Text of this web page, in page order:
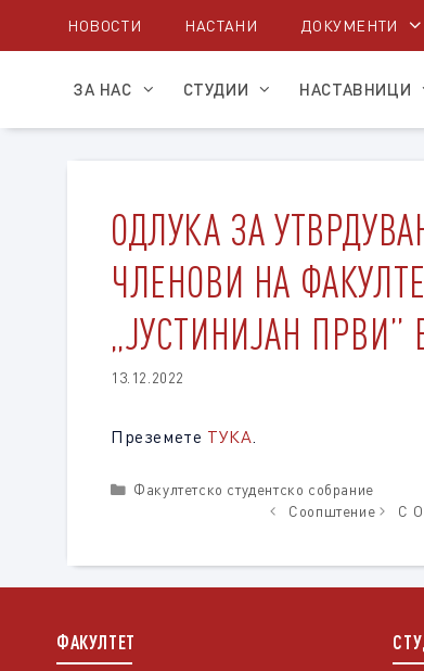
НОВОСТИ НАСТАНИ ДОКУМЕНТИ
ЗА НАС СТУДИИ НАСТАВНИЦИ
ОДЛУКА ЗА
ЧЛЕНОВИ НА
„ЈУСТИНИЈАН
13.12.2022
Преземете ТУКА.
Categories
Факултетско студентско собрание
Соопштение
С
ФАКУЛТЕТ